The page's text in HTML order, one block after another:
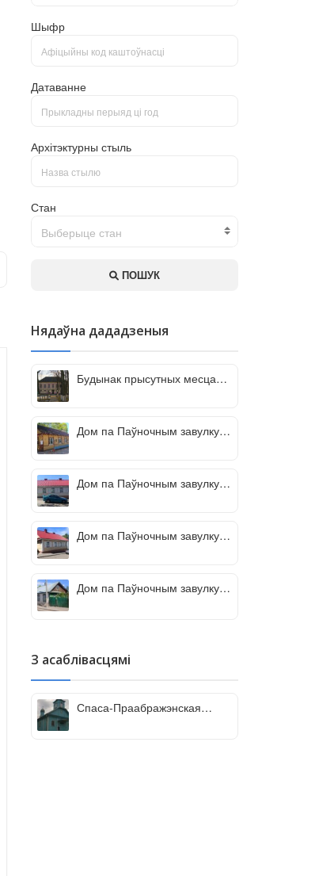
Шыфр
Датаванне
Архітэктурны стыль
Стан
Выберыце стан
ПОШУК
Нядаўна дададзеныя
Будынак прысутных месцаў
Дом па Паўночным завулку,
Дом па Паўночным завулку,
Дом па Паўночным завулку,
Дом па Паўночным завулку,
З асаблівасцямі
Спаса-Праабражэнская